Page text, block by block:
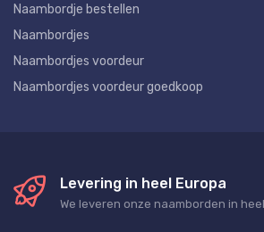
Naambordje bestellen
Naambordjes
Naambordjes voordeur
Naambordjes voordeur goedkoop
Levering in heel Europa
We leveren onze naamborden in